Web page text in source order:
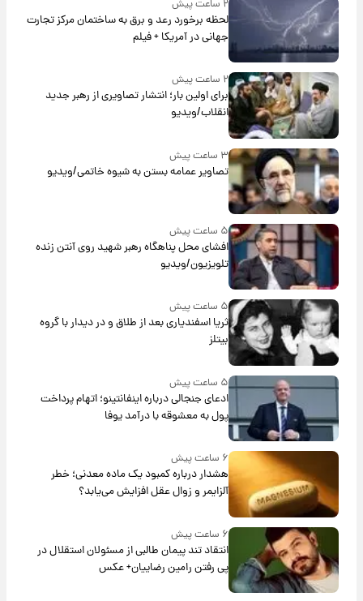
۲ ساعت پیش
لحظه برخورد رعد و برق به ساختمان مرکز تجارت
جهانی در آمریکا + فیلم
۲ ساعت پیش
برای اولین بار؛ انتشار تصاویری از رهبر جدید
انقلاب/ویدیو
۳ ساعت پیش
تصاویر عمامه بستن به شیوه خاتمی/ویدیو
۵ ساعت پیش
افشای محل پناهگاه‌ رهبر شهید روی آنتن زنده
تلویزیون/ویدیو
۵ ساعت پیش
ثریا اسفندیاری بعد از طلاق و در دیدار با گروه
بیتلز
۵ ساعت پیش
ادعای جنجالی درباره اینفانتینو؛ اتهام پرداخت
پول به معشوقه با درآمد یوفا
۶ ساعت پیش
هشدار درباره کمبود یک ماده معدنی؛ خطر
آلزایمر و زوال عقل افزایش می‌یابد؟
۶ ساعت پیش
انتقاد تند پیمان طالبی از مسئولان استقلال در
پی رفتن رامین رضاییان+ عکس